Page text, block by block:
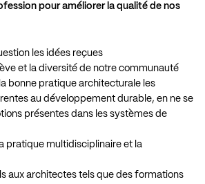
pour améliorer la qualité de nos
les idées reçues
et la diversité de notre communauté
bonne pratique architecturale les
au développement durable, en ne se
présentes dans les systèmes de
pratique multidisciplinaire et la
aux architectes tels que des formations